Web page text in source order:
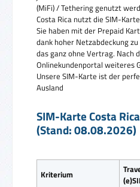
(MiFi) / Tethering genutzt
Costa Rica nutzt die SIM-
Sie haben mit der Prepaid
dank hoher Netzabdeckung
das ganz ohne Vertrag. Nach
Onlinekundenportal weiteres
Unsere SIM-Karte ist der
Ausland
SIM-Karte Costa
(Stand: 08.08.2026)
Kriterium